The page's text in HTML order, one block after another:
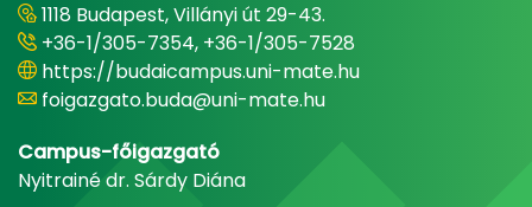
1118 Budapest, Villányi út 29-43.
+36-1/305-7354, +36-1/305-7528
https://budaicampus.uni-mate.hu
foigazgato.buda@uni-mate.hu
Campus-főigazgató
Nyitrainé dr. Sárdy Diána